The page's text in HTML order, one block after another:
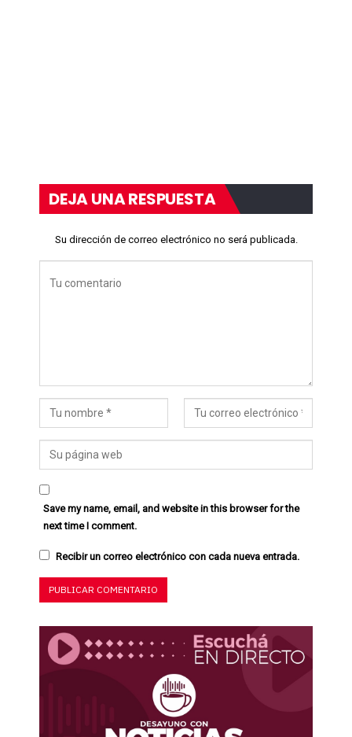
DEJA UNA RESPUESTA
Su dirección de correo electrónico no será publicada.
Save my name, email, and website in this browser for the
next time I comment.
Recibir un correo electrónico con cada nueva entrada.